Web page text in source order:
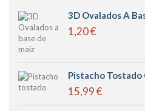
3D Ovalados A
1,20 €
Pistacho Tostado
15,99 €